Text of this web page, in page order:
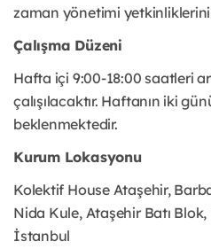
zaman yönetimi yetkinliklerini
Çalışma Düzeni
Hafta içi 9:00-18:00 saatleri
çalışılacaktır. Haftanın iki
beklenmektedir.
Kurum Lokasyonu
Kolektif House Ataşehir,
Nida Kule, Ataşehir Batı
İstanbul